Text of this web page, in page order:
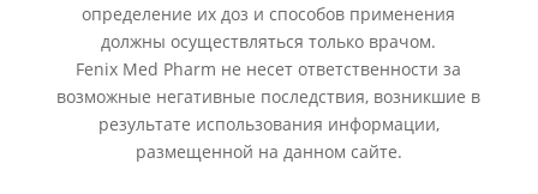
определение их доз и способов применения
должны осуществляться только врачом.
Fenix Med Pharm не несет ответственности за
возможные негативные последствия, возникшие в
результате использования информации,
размещенной на данном сайте.